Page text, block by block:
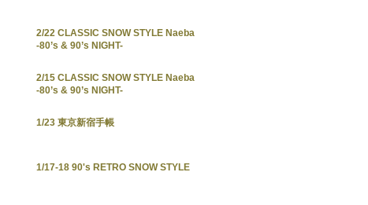
2/22 CLASSIC SNOW STYLE Naeba
-80’s & 90’s NIGHT-
2/15 CLASSIC SNOW STYLE Naeba
-80’s & 90’s NIGHT-
1/23 東京新宿手帳
1/17-18 90's RETRO SNOW STYLE